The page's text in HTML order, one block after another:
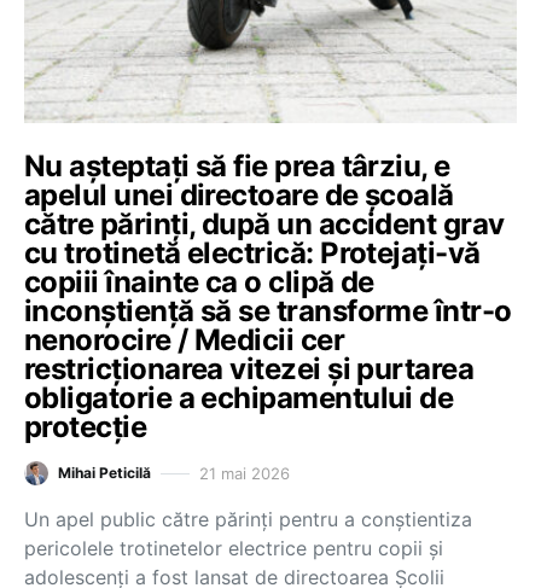
Nu așteptați să fie prea târziu, e
apelul unei directoare de școală
către părinți, după un accident grav
cu trotinetă electrică: Protejați-vă
copiii înainte ca o clipă de
inconștiență să se transforme într-o
nenorocire / Medicii cer
restricționarea vitezei și purtarea
obligatorie a echipamentului de
protecție
Mihai Peticilă 21 mai 2026
Un apel public către părinți pentru a conștientiza
pericolele trotinetelor electrice pentru copii și
adolescenți a fost lansat de directoarea Școlii